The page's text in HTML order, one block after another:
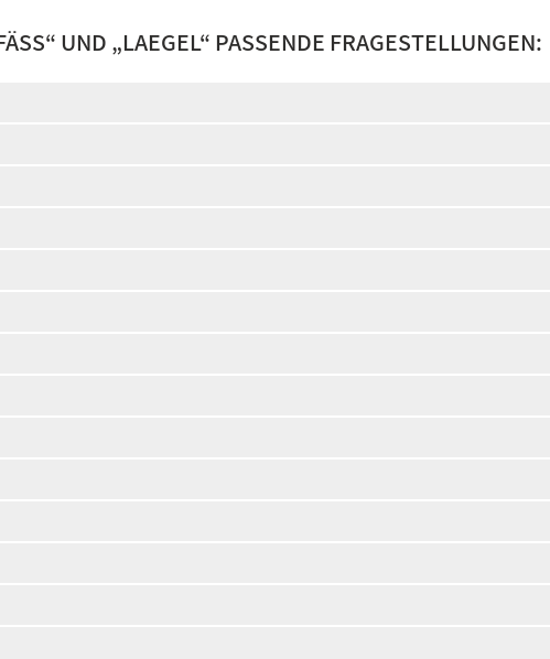
“ UND „LAEGEL“ PASSENDE FRAGESTELLUNGEN: